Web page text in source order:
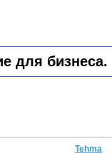
для бизнеса.
Tehma